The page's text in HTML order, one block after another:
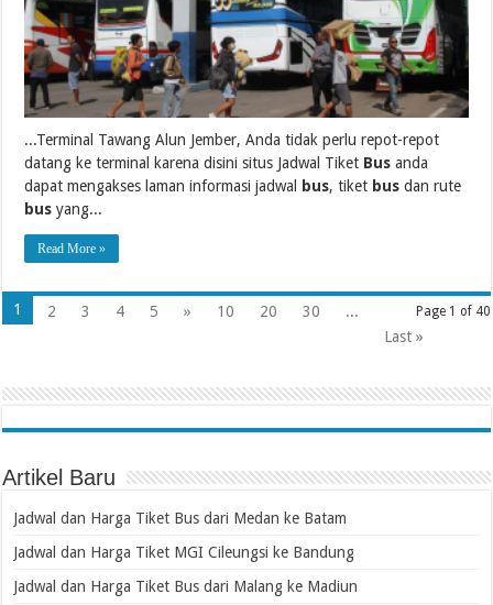
...Terminal Tawang Alun Jember, Anda tidak perlu repot-repot
datang ke terminal karena disini situs Jadwal Tiket Bus anda
dapat mengakses laman informasi jadwal
bus, tiket bus dan rute
bus yang...
Read More »
Page 1 of 40
1 2 3 4 5 » 10 20 30
...
Last »
Artikel Baru
Jadwal dan Harga Tiket Bus dari Medan ke Batam
Jadwal dan Harga Tiket MGI Cileungsi ke Bandung
Jadwal dan Harga Tiket Bus dari Malang ke Madiun